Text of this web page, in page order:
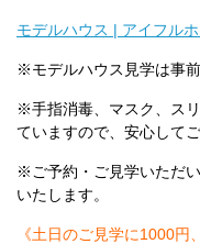
モデルハウス | アイフル
※モデルハウス見学は事
※手指消毒、マスク、ス
ていますので、安心して
※ご予約・ご見学いただ
いたします。
《土日のご見学に1000円